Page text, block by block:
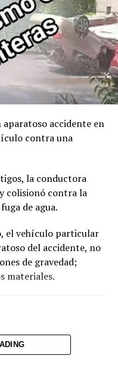
accidente en
contra una
la conductora
colisionó contra la
de agua.
el vehículo particular
del accidente, no
de gravedad;
materiales.